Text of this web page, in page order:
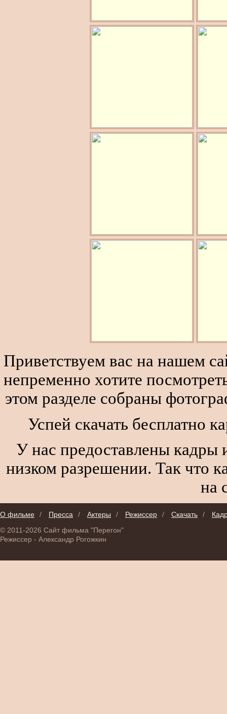
Приветствуем вас на нашем
непременно хотите
этом разделе собраны
Успей скачать бесплатно
У нас предоставлены кадры
низком разрешении. Так что
на
О фильме / Пресса / Актеры / Режиссер / Скачать /
© 2011-2026 Сайт фильма "Перегон"
Режиссер - Александр Рогожкин